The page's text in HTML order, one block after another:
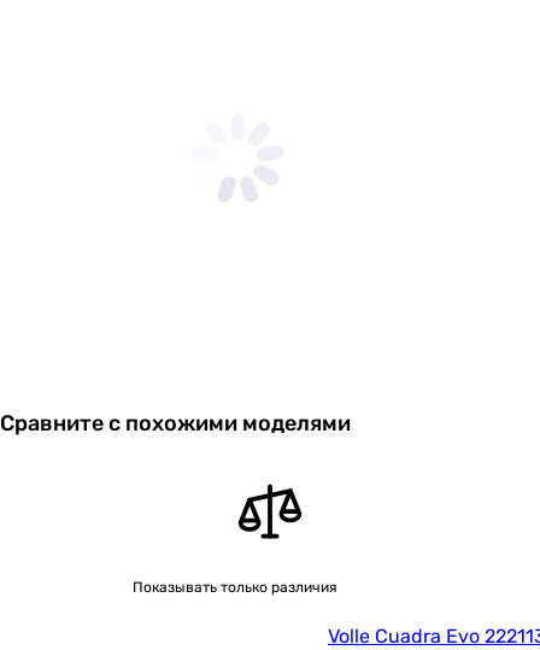
Сравните с похожими моделями
Показывать только различия
Volle Cuadra Evo